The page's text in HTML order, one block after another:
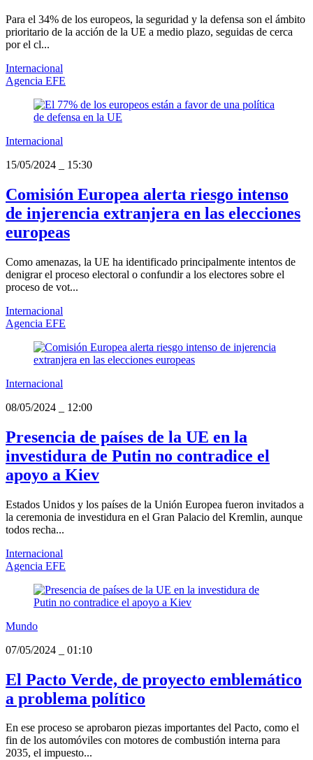
Para el 34% de los europeos, la seguridad y la defensa son el ámbito
prioritario de la acción de la UE a medio plazo, seguidas de cerca
por el cl...
Internacional
Agencia EFE
Internacional
15/05/2024
15:30
Comisión Europea alerta riesgo intenso
de injerencia extranjera en las elecciones
europeas
Como amenazas, la UE ha identificado principalmente intentos de
denigrar el proceso electoral o confundir a los electores sobre el
proceso de vot...
Internacional
Agencia EFE
Internacional
08/05/2024
12:00
Presencia de países de la UE en la
investidura de Putin no contradice el
apoyo a Kiev
Estados Unidos y los países de la Unión Europea fueron invitados a
la ceremonia de investidura en el Gran Palacio del Kremlin, aunque
todos recha...
Internacional
Agencia EFE
Mundo
07/05/2024
01:10
El Pacto Verde, de proyecto emblemático
a problema político
En ese proceso se aprobaron piezas importantes del Pacto, como el
fin de los automóviles con motores de combustión interna para
2035, el impuesto...